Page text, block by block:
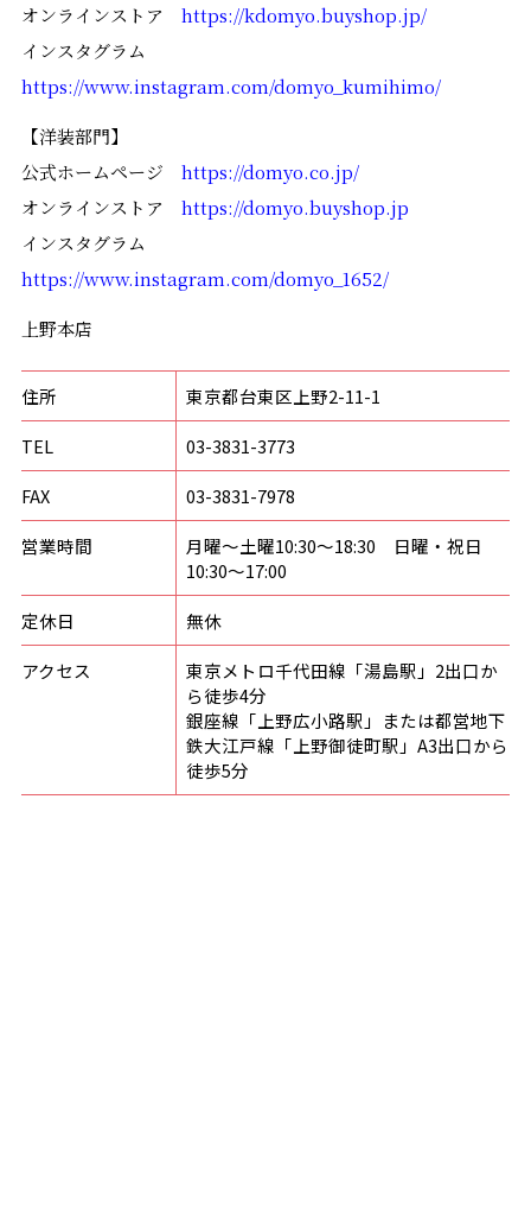
オンラインストア https://kdomyo.buyshop.jp/
インスタグラム
https://www.instagram.com/domyo_kumihimo/
【洋装部門】
公式ホームページ https://domyo.co.jp/
オンラインストア https://domyo.buyshop.jp
インスタグラム
https://www.instagram.com/domyo_1652/
上野本店
住所
東京都台東区上野2-11-1
TEL
03-3831-3773
FAX
03-3831-7978
営業時間
月曜〜土曜10:30〜18:30 日曜・祝日
10:30〜17:00
定休日
無休
アクセス
東京メトロ千代田線「湯島駅」2出口か
ら徒歩4分
銀座線「上野広小路駅」または都営地下
鉄大江戸線「上野御徒町駅」A3出口から
徒歩5分